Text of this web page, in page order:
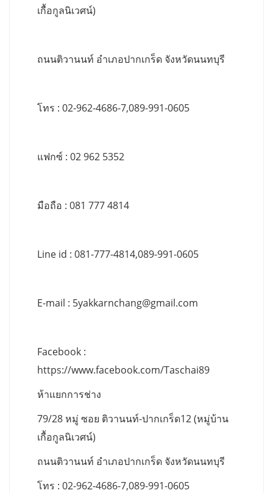
เกื้อกูลนิเวศน์)
ถนนติวานนท์ อำเภอปากเกร็ด จังหวัดนนทบุรี
โทร : 02-962-4686-7,089-991-0605
แฟกซ์ : 02 962 5352
มือถือ : 081 777 4814
Line id : 081-777-4814,089-991-0605
E-mail : 5yakkarnchang@gmail.com
Facebook :
https://www.facebook.com/Taschai89
ห้าแยกการช่าง
79/28 หมู่ ซอย ติวานนท์-ปากเกร็ด12 (หมู่บ้าน
เกื้อกูลนิเวศน์)
ถนนติวานนท์ อำเภอปากเกร็ด จังหวัดนนทบุรี
โทร : 02-962-4686-7,089-991-0605